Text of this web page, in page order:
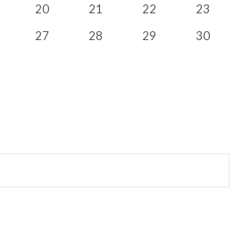
20 21 22
23
27 28 29
30